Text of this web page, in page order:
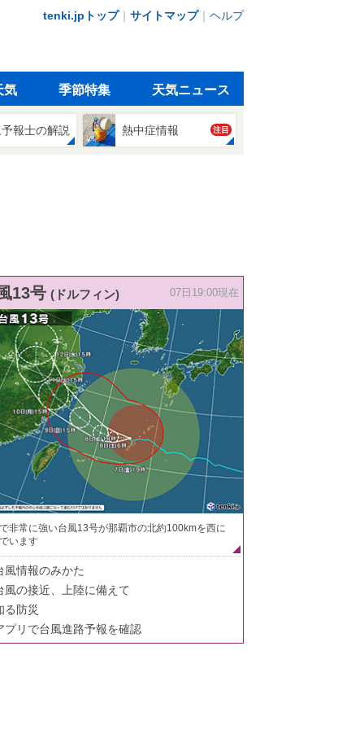
tenki.jpトップ｜ サイトマップ｜ ヘルプ
気 季節特集 天気ニュース
報士の解説 熱中症情報 注目
13号 (ドルフィン) 07日19:00現在
非常に強い台風13号が那覇市の北約100kmを西に
います
風情報のみかた
風の接近、上陸に備えて
る防災
プリで台風進路予報を確認